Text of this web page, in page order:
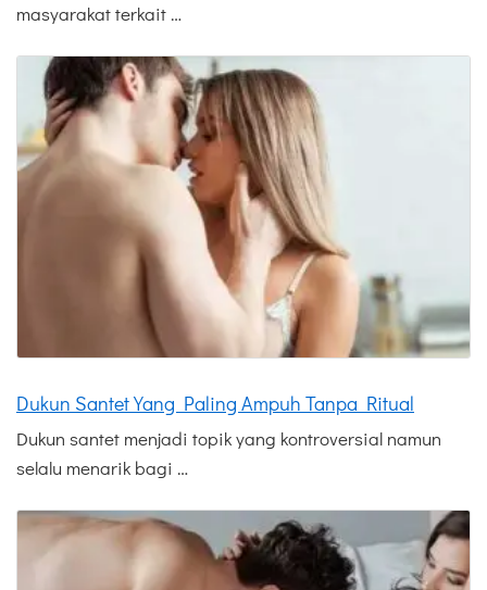
masyarakat terkait …
Dukun Santet Yang Paling Ampuh Tanpa Ritual
Dukun santet menjadi topik yang kontroversial namun
selalu menarik bagi …